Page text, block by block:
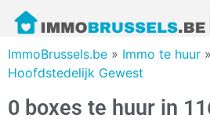
ImmoBrussels.be » Immo te huur »
Hoofdstedelijk Gewest
0 boxes te huur in